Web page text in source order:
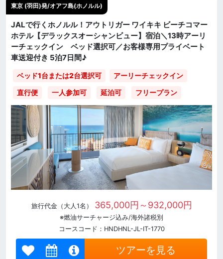
東京 (羽田)発/オアフ島(ホノルル)
JALで行くホノルル！アウトリガー ワイキキ ビーチコマー
ホテル【デラックスオーシャンビュー】宿泊＼13時アーリ
ーチェックイン ベッド選択可／お客様専用プライベート
車送迎付き 5泊7日間♪
ベッド1台または2台選択可
アーリーチェックイン
直行便
一人参加可 延泊可 フリープラン
旅行代金（大人1名） 365,000円～932,000円
※燃油サーチャージ込み/海外諸税別
コースコード：HNDHNL-JL-IT-1770
ツアーを見る